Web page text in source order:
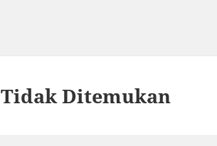
Tidak Ditemukan